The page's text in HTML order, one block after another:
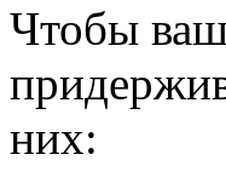
Чтобы ваш
них: